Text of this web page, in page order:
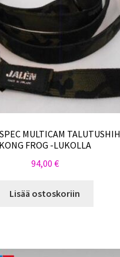
MULTICAM
KONG FROG -LUKOLLA
94,00 €
Lisää ostoskoriin